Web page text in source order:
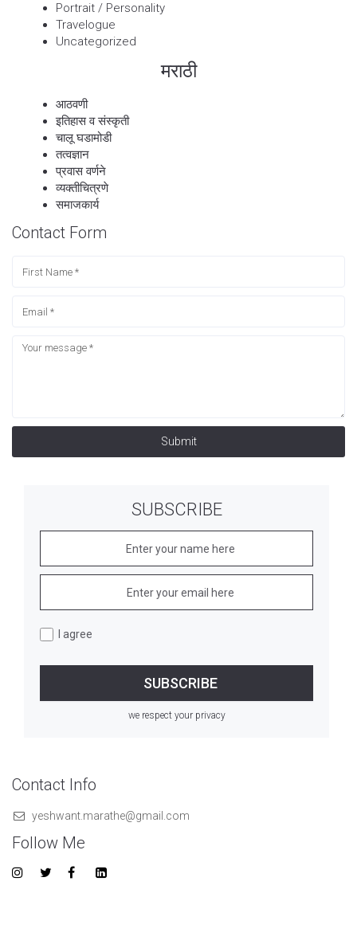
Portrait / Personality
Travelogue
Uncategorized
मराठी
आठवणी
इतिहास व संस्कृती
चालू घडामोडी
तत्वज्ञान
प्रवास वर्णने
व्यक्तीचित्रणे
समाजकार्य
Contact Form
Submit
SUBSCRIBE
I agree
we respect your privacy
Contact Info
yeshwant.marathe@gmail.com
Follow Me